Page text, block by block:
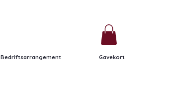
Bedriftsarrangement Gavekort